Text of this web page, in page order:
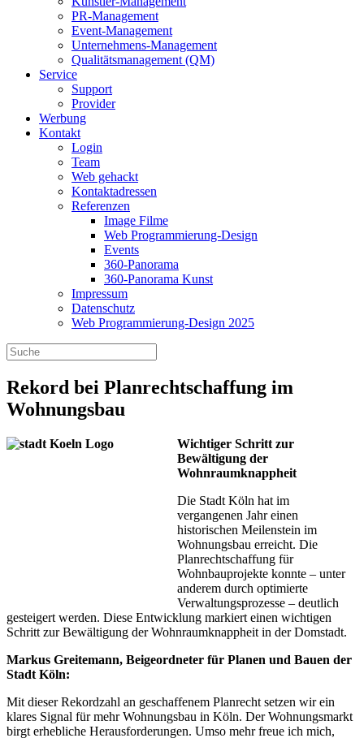
PR-Management
Event-Management
Unternehmens-Management
Qualitätsmanagement (QM)
Service
Support
Provider
Werbung
Kontakt
Login
Team
Web gehackt
Kontaktadressen
Referenzen
Image Filme
Web Programmierung-Design
Events
360-Panorama
360-Panorama Kunst
Impressum
Datenschutz
Web Programmierung-Design 2025
Rekord bei Planrechtschaffung im
Wohnungsbau
Wichtiger Schritt zur
Bewältigung der
Wohnraumknappheit
Die Stadt Köln hat im
vergangenen Jahr einen
historischen Meilenstein im
Wohnungsbau erreicht. Die
Planrechtschaffung für
Wohnbauprojekte konnte – unter
anderem durch optimierte
Verwaltungsprozesse – deutlich
gesteigert werden. Diese Entwicklung markiert einen wichtigen
Schritt zur Bewältigung der Wohnraumknappheit in der Domstadt.
Markus Greitemann, Beigeordneter für Planen und Bauen der
Stadt Köln:
Mit dieser Rekordzahl an geschaffenem Planrecht setzen wir ein
klares Signal für mehr Wohnungsbau in Köln. Der Wohnungsmarkt
birgt erhebliche Herausforderungen. Umso mehr freue ich mich,